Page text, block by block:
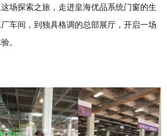
场探索之旅，走进皇海优品系统门窗的生
车间，到独具格调的总部展厅，开启一场
。